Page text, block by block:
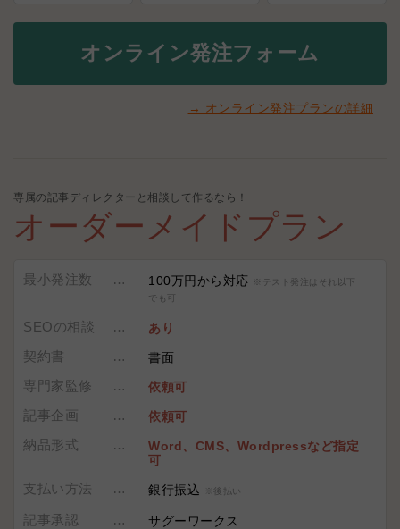
オンライン発注フォーム
→ オンライン発注プランの詳細
専属の記事ディレクターと相談して作るなら！
オーダーメイドプラン
最小発注数 100万円から対応
※テスト発注はそれ以下
でも可
SEOの相談 あり
契約書 書面
専門家監修 依頼可
記事企画 依頼可
納品形式
Word、CMS、Wordpressなど指定
可
支払い方法 銀行振込 ※後払い
記事承認 サグーワークス